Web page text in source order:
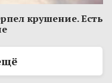
крушение. Есть